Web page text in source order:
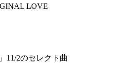
LOVE
11/2のセレクト曲